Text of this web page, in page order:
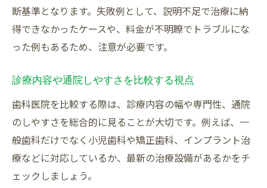
断基準となります。失敗例として、説明不足で治療に納
得できなかったケースや、料金が不明瞭でトラブルにな
った例もあるため、注意が必要です。
診療内容や通院しやすさを比較する視点
歯科医院を比較する際は、診療内容の幅や専門性、通院
のしやすさを総合的に見ることが大切です。例えば、一
般歯科だけでなく小児歯科や矯正歯科、インプラント治
療などに対応しているか、最新の治療設備があるかをチ
ェックしましょう。